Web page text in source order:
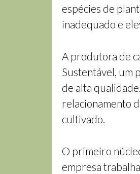
espécies de
inadequado e
A produtora de
Sustentável, um
de alta
relacionamento
cultivado.
O primeiro
empresa